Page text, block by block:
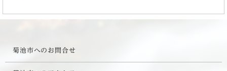
菊池市へのお問合せ